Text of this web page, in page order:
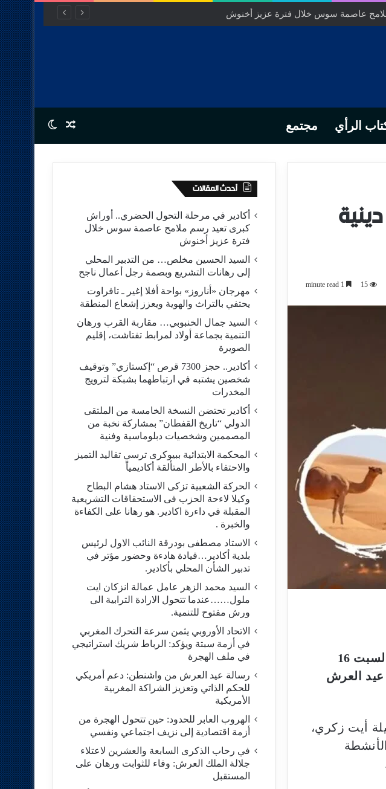
عاصمة سوس خلال فترة عزيز أخنوش
الرأي مجتمع Random Article
Switch skin
15
السبت 16
عيد العرش
أيت زكري،
أحدث المقالات
أكادير في مرحلة التحول الحضري.. أوراش
كبرى تعيد رسم ملامح عاصمة سوس خلال
فترة عزيز أخنوش
السيد الحسين مخلص… من التدبير المحلي
إلى رهانات التشريع وبصمة رجل أعمال ناجح
مهرجان «أناروز» بواحة أفلا إغير ـ تافراوت
يحتفي بالتراث والهوية ويعزز إشعاع المنطقة
السيد جمال الخنبوبي… مقاربة القرب ورهان
التنمية بجماعة أولاد لمرابط تفتاشت، إقليم
الصويرة
أكادير.. حجز 7300 قرص “إكستازي” وتوقيف
شخصين يشتبه في ارتباطهما بشبكة لترويج
المخدرات
أكادير تحتضن النسخة الخامسة من الملتقى
الدولي “تاريخ القفطان” بمشاركة نخبة من
المصممين وشخصيات دبلوماسية وفنية
المحكمة الابتدائية ببيوكرى ترسي تقاليد التميز
والاحتفاء بالأطر المتألقة أكاديمياً
الحركة الشعبية تزكى الاستاد هشام البطاح
وكيلا لاءحة الحزب فى الاستحقاقات التشريعية
المقبلة في داءرة اكادير. هو رهانا على الكفاءة
والخبرة .
الاستاد مصطفى بودرقة النائب الاول لرئيس
بلدية أكادير…قيادة هادءة وحضور مؤتر في
تدبير الشأن المحلي بأكادير.
السيد محمد الزهر عامل عمالة انزكان ايت
ملول……عندما تتحول الارادة الترابية الى
ورش مفتوح للتنمية.
الاتحاد الأوروبي يثمن سرعة التحرك المغربي
في أزمة سبتة ويؤكد: الرباط شريك استراتيجي
في ملف الهجرة
رسالة عيد العرش من واشنطن: دعم أمريكي
للحكم الذاتي وتعزيز الشراكة المغربية
الأمريكية
​الهروب العابر للحدود: حين تتحول الهجرة من
أزمة اقتصادية إلى نزيف اجتماعي ونفسي
في رحاب الذكرى السابعة والعشرين لاعتلاء
جلالة الملك العرش: وفاء للثوابت ورهان على
المستقبل